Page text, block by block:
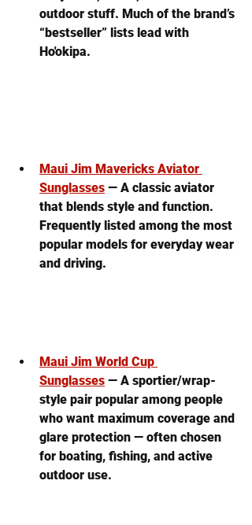
outdoor stuff. Much of the brand’s
“bestseller” lists lead with
Ho'okipa.
Maui Jim Mavericks Aviator
Sunglasses — A classic aviator
that blends style and function.
Frequently listed among the most
popular models for everyday wear
and driving.
Maui Jim World Cup
Sunglasses — A sportier/wrap-
style pair popular among people
who want maximum coverage and
glare protection — often chosen
for boating, fishing, and active
outdoor use.